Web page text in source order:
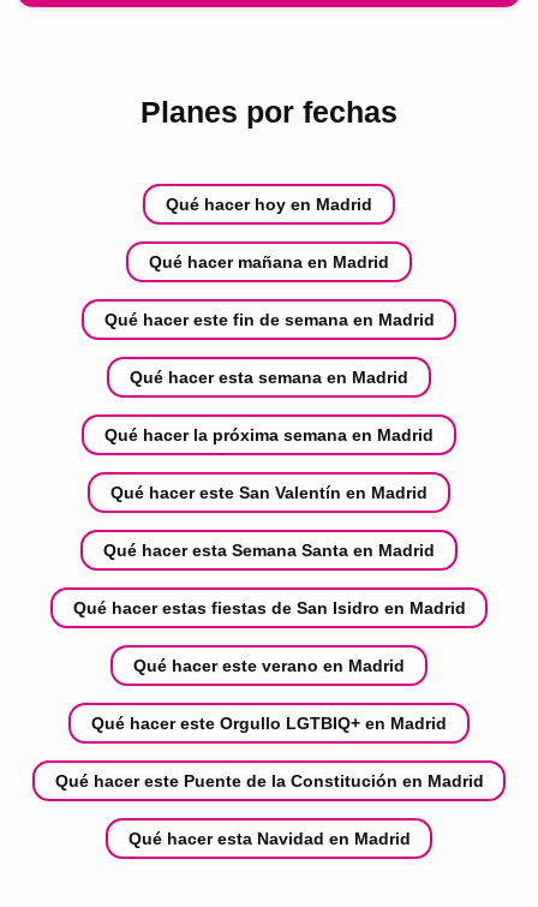
Planes por fechas
Qué hacer hoy en Madrid
Qué hacer mañana en Madrid
Qué hacer este fin de semana en Madrid
Qué hacer esta semana en Madrid
Qué hacer la próxima semana en Madrid
Qué hacer este San Valentín en Madrid
Qué hacer esta Semana Santa en Madrid
Qué hacer estas fiestas de San Isidro en Madrid
Qué hacer este verano en Madrid
Qué hacer este Orgullo LGTBIQ+ en Madrid
Qué hacer este Puente de la Constitución en Madrid
Qué hacer esta Navidad en Madrid